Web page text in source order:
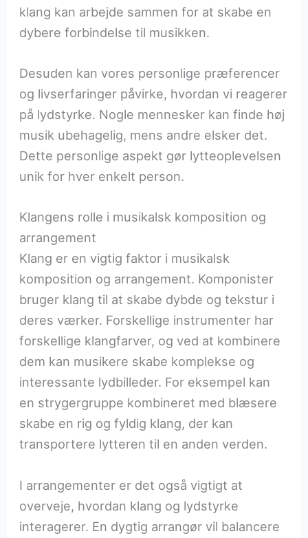
klang kan arbejde sammen for at skabe en
dybere forbindelse til musikken.
Desuden kan vores personlige præferencer
og livserfaringer påvirke, hvordan vi reagerer
på lydstyrke. Nogle mennesker kan finde høj
musik ubehagelig, mens andre elsker det.
Dette personlige aspekt gør lytteoplevelsen
unik for hver enkelt person.
Klangens rolle i musikalsk komposition og
arrangement
Klang er en vigtig faktor i musikalsk
komposition og arrangement. Komponister
bruger klang til at skabe dybde og tekstur i
deres værker. Forskellige instrumenter har
forskellige klangfarver, og ved at kombinere
dem kan musikere skabe komplekse og
interessante lydbilleder. For eksempel kan
en strygergruppe kombineret med blæsere
skabe en rig og fyldig klang, der kan
transportere lytteren til en anden verden.
I arrangementer er det også vigtigt at
overveje, hvordan klang og lydstyrke
interagerer. En dygtig arrangør vil balancere